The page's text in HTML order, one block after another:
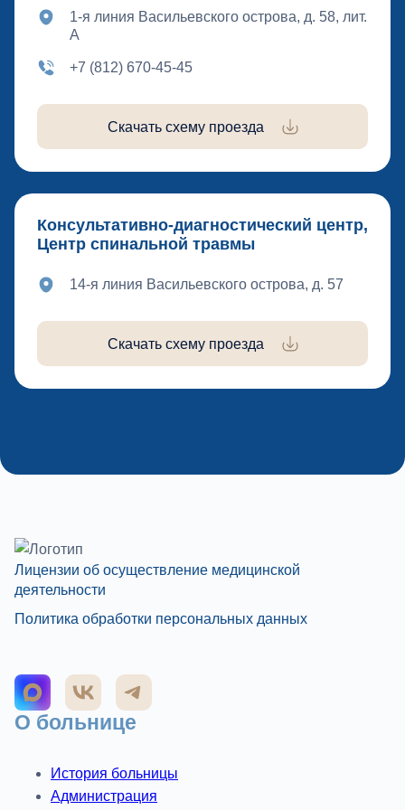
1-я линия Васильевского острова, д. 58, лит.
А
+7 (812) 670-45-45
Скачать схему проезда
Консультативно-диагностический центр,
Центр спинальной травмы
14-я линия Васильевского острова, д. 57
Скачать схему проезда
Лицензии об осуществление медицинской
деятельности
Политика обработки персональных данных
О больнице
История больницы
Администрация